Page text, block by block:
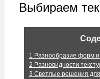
Выбираем
1 Разнообразие форм и
2 Разновидности
3 Светлые решения